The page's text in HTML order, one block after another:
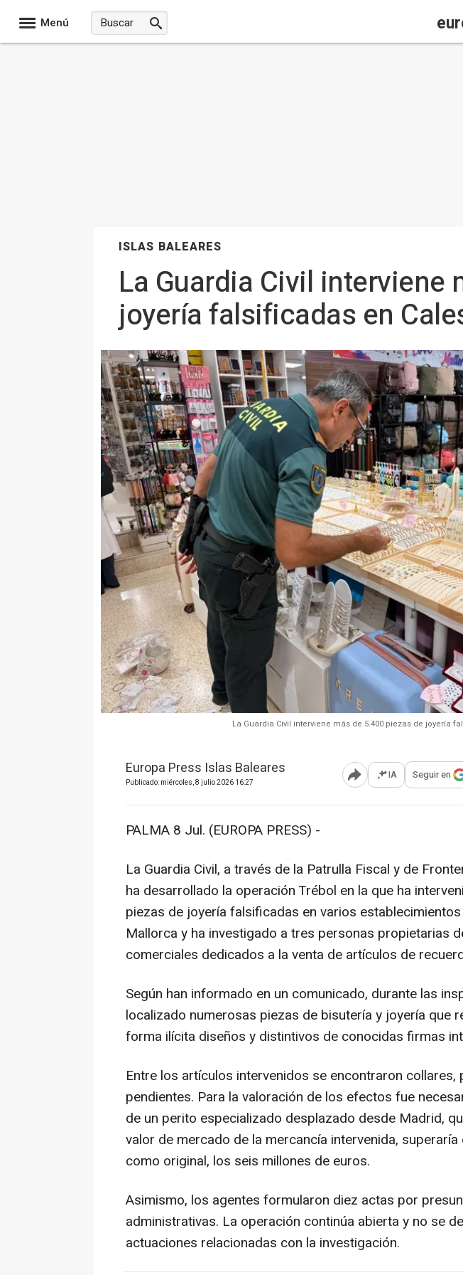
Menú
ISLAS BALEARES
La Guardia Civil interviene
joyería falsificadas en
La Guardia Civil interviene más de 5.400 piezas de joyería
Europa Press Islas Baleares
Publicado: miércoles, 8 julio 2026 16:27 Abrir opciones
IA Seguir en
PALMA 8 Jul. (EUROPA PRESS) -
La Guardia Civil, a través de la Patrulla Fiscal y de
ha desarrollado la operación Trébol en la que ha
piezas de joyería falsificadas en varios
Mallorca y ha investigado a tres personas propietarias
comerciales dedicados a la venta de artículos de
Según han informado en un comunicado, durante las
localizado numerosas piezas de bisutería y joyería que
forma ilícita diseños y distintivos de conocidas firmas
Entre los artículos intervenidos se encontraron collares,
pendientes. Para la valoración de los efectos fue
de un perito especializado desplazado desde Madrid,
valor de mercado de la mercancía intervenida, superaría
como original, los seis millones de euros.
Asimismo, los agentes formularon diez actas por
administrativas. La operación continúa abierta y no se
actuaciones relacionadas con la investigación.